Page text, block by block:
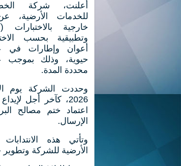
أعلنت، شركة
للخدمات الأرضية،
خارجية بالاختبارات
وتطبيقية بحسب
أعوان وإطارات في
حيوية، وذلك بموجب
محددة المدة.
2026، كآخر أجل
اعتماد ختم مصالح
الإرسال.
وتأتي هذه
الأرضية للشركة